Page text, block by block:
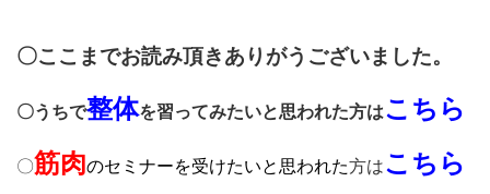
〇ここまでお読み頂きありがうございました。
〇うちで整体を習ってみたいと思われた方はこちら
〇筋肉のセミナーを受けたいと思われた方はこちら